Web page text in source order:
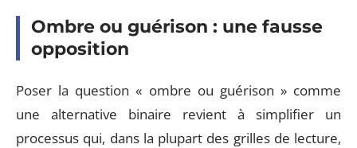
Ombre ou guérison : une fausse
opposition
Poser la question « ombre ou guérison » comme
une alternative binaire revient à simplifier un
processus qui, dans la plupart des grilles de lecture,